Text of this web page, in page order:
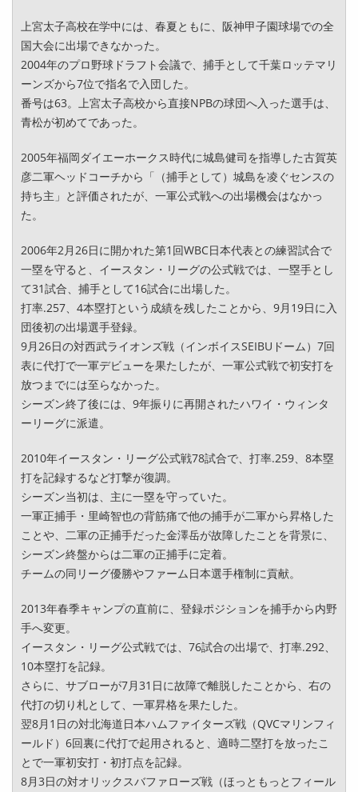
上宮太子高校在学中には、春夏ともに、阪神甲子園球場での全
国大会に出場できなかった。
2004年のプロ野球ドラフト会議で、捕手として千葉ロッテマリ
ーンズから7位で指名で入団した。
番号は63。上宮太子高校から直接NPBの球団へ入った選手は、
青松が初めてであった。
2005年福岡ダイエーホークス時代に城島健司を指導した古賀英
彦二軍ヘッドコーチから「（捕手として）城島を凌ぐセンスの
持ち主」と評価されたが、一軍公式戦への出場機会はなかっ
た。
2006年2月26日に開かれた第1回WBC日本代表との練習試合で
一塁を守ると、イースタン・リーグの公式戦では、一塁手とし
て31試合、捕手として16試合に出場した。
打率.257、4本塁打という成績を残したことから、9月19日に入
団後初の出場選手登録。
9月26日の対西武ライオンズ戦（インボイスSEIBUドーム）7回
表に代打で一軍デビューを果たしたが、一軍公式戦で初安打を
放つまでには至らなかった。
シーズン終了後には、9年振りに再開されたハワイ・ウィンタ
ーリーグに派遣。
2010年イースタン・リーグ公式戦78試合で、打率.259、8本塁
打を記録するなど打撃が復調。
シーズン当初は、主に一塁を守っていた。
一軍正捕手・里崎智也の背筋痛で他の捕手が二軍から昇格した
ことや、二軍の正捕手だった金澤岳が故障したことを背景に、
シーズン終盤からは二軍の正捕手に定着。
チームの同リーグ優勝やファーム日本選手権制に貢献。
2013年春季キャンプの直前に、登録ポジションを捕手から内野
手へ変更。
イースタン・リーグ公式戦では、76試合の出場で、打率.292、
10本塁打を記録。
さらに、サブローが7月31日に故障で離脱したことから、右の
代打の切り札として、一軍昇格を果たした。
翌8月1日の対北海道日本ハムファイターズ戦（QVCマリンフィ
ールド）6回裏に代打で起用されると、適時二塁打を放ったこ
とで一軍初安打・初打点を記録。
8月3日の対オリックスバファローズ戦（ほっともっとフィール